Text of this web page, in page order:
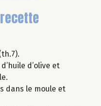
recette
d’olive et
dans le moule et